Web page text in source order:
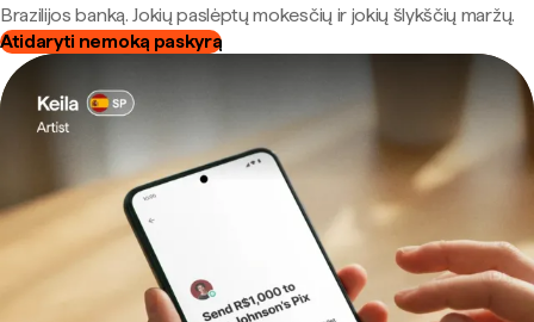
Brazilijos banką. Jokių paslėptų mokesčių ir jokių šlykščių maržų.
Atidaryti nemoką paskyrą